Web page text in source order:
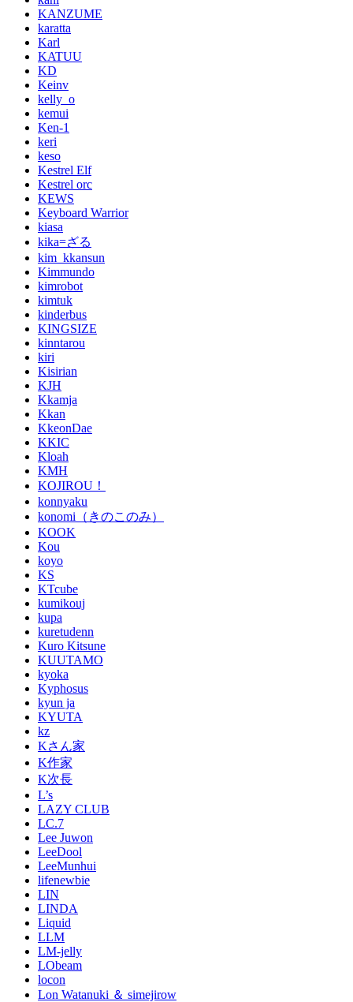
KANZUME
karatta
Karl
KATUU
KD
Keinv
kelly_o
kemui
Ken-1
keri
keso
Kestrel Elf
Kestrel orc
KEWS
Keyboard Warrior
kiasa
kika=ざる
kim_kkansun
Kimmundo
kimrobot
kimtuk
kinderbus
KINGSIZE
kinntarou
kiri
Kisirian
KJH
Kkamja
Kkan
KkeonDae
KKIC
Kloah
KMH
KOJIROU！
konnyaku
konomi（きのこのみ）
KOOK
Kou
koyo
KS
KTcube
kumikouj
kupa
kuretudenn
Kuro Kitsune
KUUTAMO
kyoka
Kyphosus
kyun ja
KYUTA
kz
Kさん家
K作家
K次長
L’s
LAZY CLUB
LC.7
Lee Juwon
LeeDool
LeeMunhui
lifenewbie
LIN
LINDA
Liquid
LLM
LM-jelly
LObeam
locon
Lon Watanuki ＆ simejirow